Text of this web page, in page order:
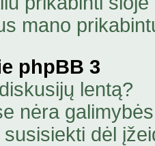
mano
phpBB 3
lentą?
nėra
dėl